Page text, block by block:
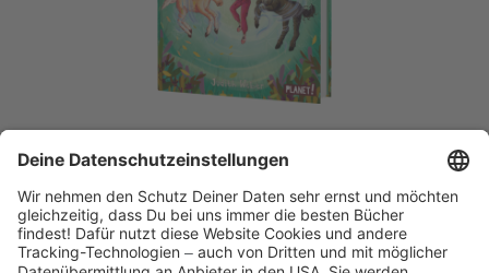
Die Schule der Herzenspferde 3: Zorro &
Elin
Mit den Herzenspferden zum Leseprofi! Zahlreiche
Illustrationen und große ...